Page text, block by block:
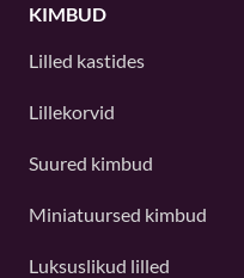
KIMBUD
Lilled kastides
Lillekorvid
Suured kimbud
Miniatuursed kimbud
Luksuslikud lilled